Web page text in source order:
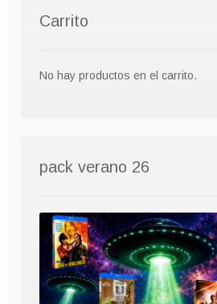
Carrito
No hay productos en el carrito.
pack verano 26